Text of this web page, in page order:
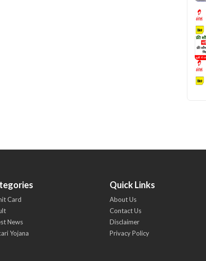
Card
News
Yojana
Quick Links
About Us
Contact Us
Disclaimer
Privacy Policy